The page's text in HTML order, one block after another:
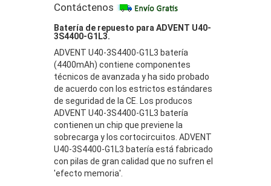
Contáctenos
Batería de repuesto para ADVENT U40-
3S4400-G1L3.
ADVENT U40-3S4400-G1L3 batería
(4400mAh) contiene componentes
técnicos de avanzada y ha sido probado
de acuerdo con los estrictos estándares
de seguridad de la CE. Los producos
ADVENT U40-3S4400-G1L3 batería
contienen un chip que previene la
sobrecarga y los cortocircuitos. ADVENT
U40-3S4400-G1L3 batería está fabricado
con pilas de gran calidad que no sufren el
'efecto memoria'.